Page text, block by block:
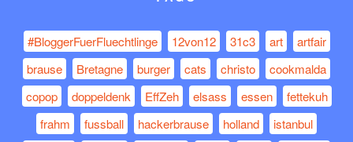
#BloggerFuerFluechtlinge 12von12 31c3 art
artfair
brause
Bretagne burger cats christo
cookmalda
copop
doppeldenk EffZeh elsass essen
fettekuh
frahm
fussball hackerbrause holland
istanbul